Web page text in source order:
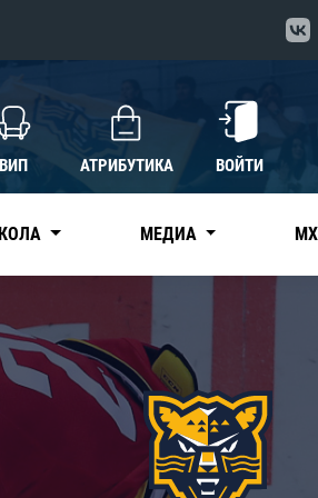
ВИП АТРИБУТИКА ВОЙТИ
МЕДИА